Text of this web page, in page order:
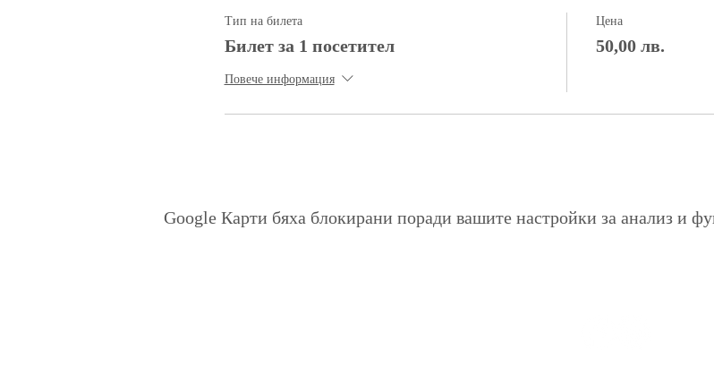
Тип на билета
Билет за 1 посетител
Повече информация
Цена
50,00 лв.
Google Карти бяха блокирани поради вашите настройки за анализ и